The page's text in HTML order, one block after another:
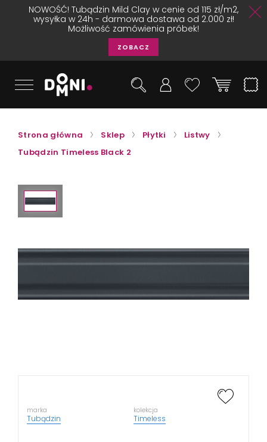
NOWOŚĆ! Tubądzin Mild Clay w cenie od 115 zł/m2,
wysyłka w 24h - darmowa dostawa od 2.000 zł!
Możliwość zamówienia próbek!
ZOBACZ
Strona główna Sklep Płytki
Listwy
Tubądzin Timeless Black 2
marka
Tubądzin
kolekcja
Timeless